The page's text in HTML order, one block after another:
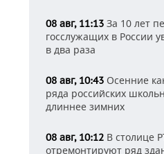
08 авг, 11:13 За 10 лет
госслужащих в России
в два раза
08 авг, 10:43 Осенние
ряда российских
длиннее зимних
08 авг, 10:12 В столице
отремонтируют ряд